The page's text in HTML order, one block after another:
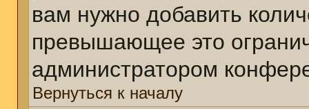
вам нужно добавить
превышающее это
администратором
Вернуться к началу